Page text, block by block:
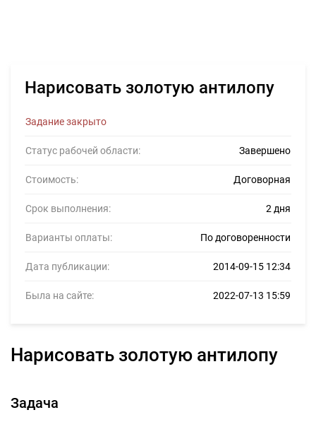
Нарисовать золотую антилопу
Задание закрыто
Статус рабочей области: Завершено
Стоимость: Договорная
Срок выполнения: 2 дня
Варианты оплаты: По договоренности
Дата публикации: 2014-09-15 12:34
Была на сайте: 2022-07-13 15:59
Нарисовать золотую антилопу
Задача